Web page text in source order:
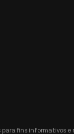
fins informativos